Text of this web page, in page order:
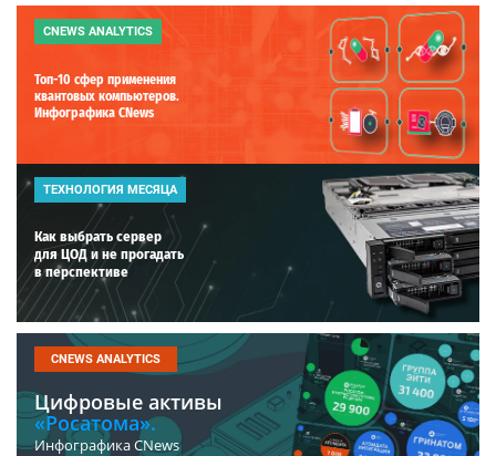
CNEWS ANALYTICS
Топ-10 сфер применения
квантовых компьютеров.
Инфографика CNews
ТЕХНОЛОГИЯ МЕСЯЦА
Как выбрать сервер
для ЦОД и не прогадать
в перспективе
CNEWS ANALYTICS
Цифровые активы
«Росатома».
Инфографика CNews